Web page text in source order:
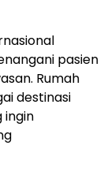
pasien
Rumah
destinasi
ingin